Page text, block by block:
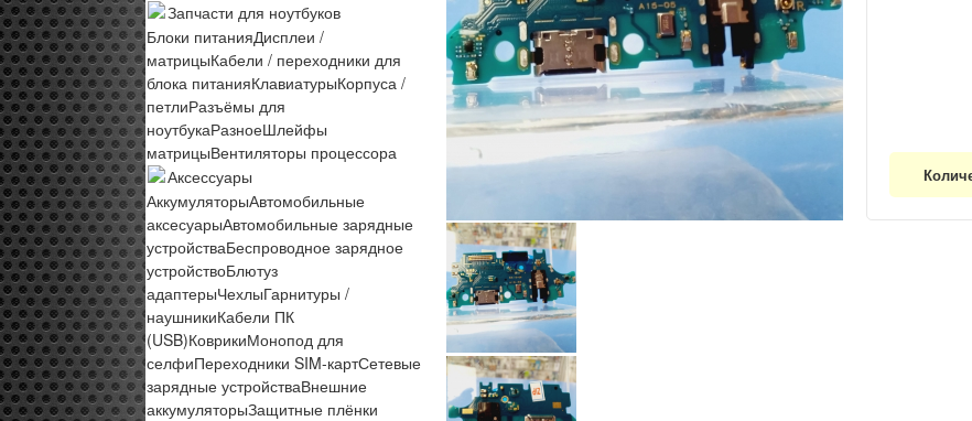
Запчасти для ноутбуков
Блоки питанияДисплеи /
матрицыКабели / переходники для
блока питанияКлавиатурыКорпуса /
петлиРазъёмы для
ноутбукаРазноеШлейфы
матрицыВентиляторы процессора
Аксессуары
АккумуляторыАвтомобильные
аксесуарыАвтомобильные зарядные
устройстваБеспроводное зарядное
устройствоБлютуз
адаптерыЧехлыГарнитуры /
наушникиКабели ПК
(USB)КоврикиМонопод для
селфиПереходники SIM-картСетевые
зарядные устройстваВнешние
аккумуляторыЗащитные плёнки